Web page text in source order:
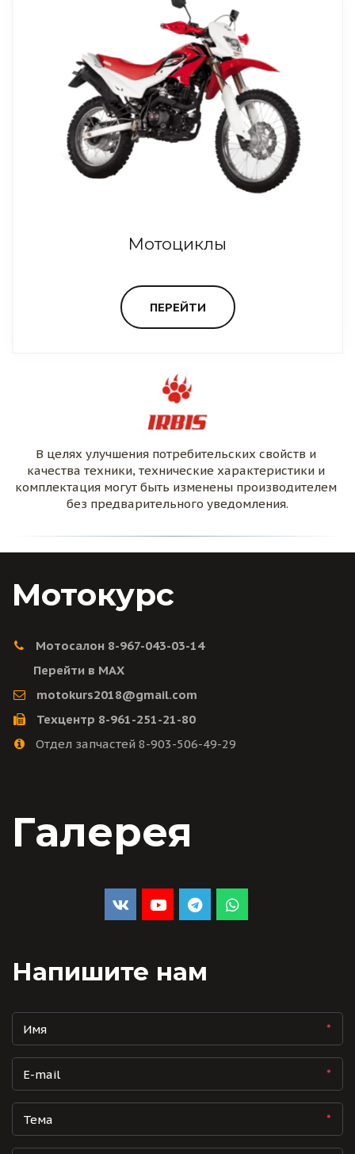
Мотоциклы
ПЕРЕЙТИ
В целях улучшения потребительских свойств и
качества техники, технические характеристики и
комплектация могут быть изменены производителем
без предварительного уведомления.
Мотокурс
Мотосалон 8-967-043-03-14
Перейти в MAX
motokurs2018@gmail.com
Техцентр 8-961-251-21-80
Отдел запчастей 8-903-506-49-29
Галерея
Напишите нам
*
*
*